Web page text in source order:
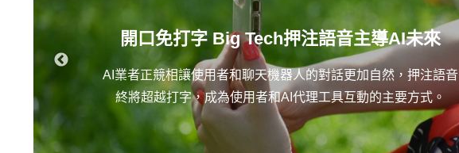
開口免打字 Big Tech押注語音主導AI未來
AI業者正競相讓使用者和聊天機器人的對話更加自然，押注語音
終將超越打字，成為使用者和AI代理工具互動的主要方式。